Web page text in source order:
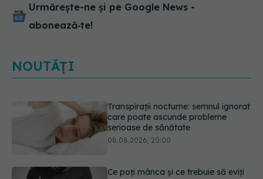
Urmărește-ne și pe Google News -
abonează‑te!
NOUTĂȚI
Ce poți mânca și ce trebuie să eviți
dacă ai gastrită: exemplu de meniu
care reduce inflamația stomacului
08.08.2026, 19:00
Microplasticele pot traversa bariera